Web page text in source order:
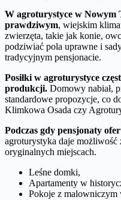
W agroturystyce w Nowym
prawdziwym, wiejskim
zwierzęta, takie jak konie,
podziwiać pola uprawne i
tradycyjnym pensjonacie.
Posiłki w agroturystyce
produkcji. Domowy nabiał,
standardowe propozycje, co
Klimkowa Osada czy
Podczas gdy pensjonaty
agroturystyka daje
oryginalnych miejscach.
Leśne domki,
Apartamenty w
Pokoje z malowniczym